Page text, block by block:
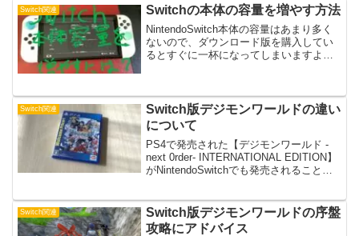
Switch関連 Switchの本体の容量を増やす方法
NintendoSwitch本体の容量はあまり多く
ないので、ダウンロード版を購入してい
るとすぐに一杯になってしまいますよ
年3月9日 記事更新本体容量について
Nint...
Switch関連
Switch版デジモンワールドの違い
について
PS4で発売された【デジモンワールド -
next 0rder- INTERNATIONAL EDITION】
がNintendoSwitchでも発売されることと
な...
Switch関連
Switch版デジモンワールドの序盤
攻略にアドバイス